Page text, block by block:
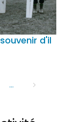
d'il
...